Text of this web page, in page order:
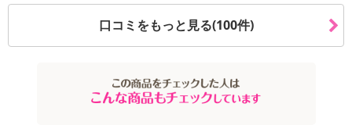
口コミをもっと見る(100件)